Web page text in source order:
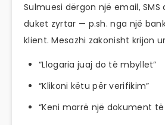
Sulmuesi dërgon një email,
duket zyrtar — p.sh. nga një
klient. Mesazhi zakonisht krijon
“Llogaria juaj do të mbyllet”
“Klikoni këtu për verifikim”
“Keni marrë një dokument